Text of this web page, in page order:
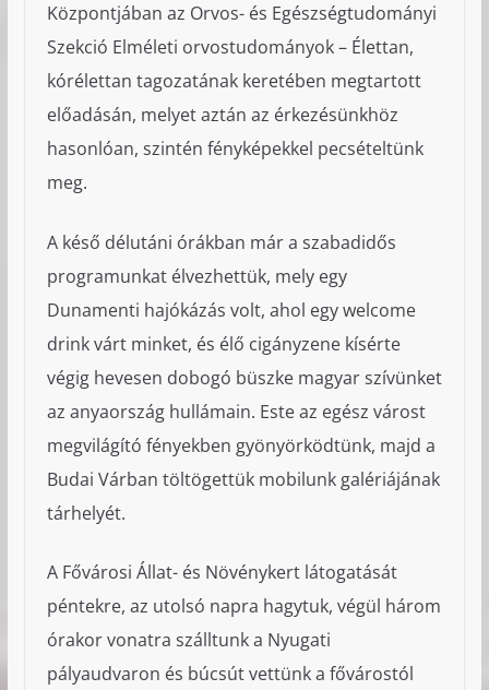
Központjában az Orvos- és Egészségtudományi
Szekció Elméleti orvostudományok – Élettan,
kórélettan tagozatának keretében megtartott
előadásán, melyet aztán az érkezésünkhöz
hasonlóan, szintén fényképekkel pecsételtünk
meg.
A késő délutáni órákban már a szabadidős
programunkat élvezhettük, mely egy
Dunamenti hajókázás volt, ahol egy welcome
drink várt minket, és élő cigányzene kísérte
végig hevesen dobogó büszke magyar szívünket
az anyaország hullámain. Este az egész várost
megvilágító fényekben gyönyörködtünk, majd a
Budai Várban töltögettük mobilunk galériájának
tárhelyét.
A Fővárosi Állat- és Növénykert látogatását
péntekre, az utolsó napra hagytuk, végül három
órakor vonatra szálltunk a Nyugati
pályaudvaron és búcsút vettünk a fővárostól